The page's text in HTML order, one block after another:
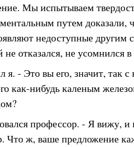
Мы испытываем
путем доказали,
недоступные другим
отказался, не усомнился
я. - Это вы его, значит, так
как-нибудь каленым
профессор. - Я вижу, и
Что ж, ваше предложение